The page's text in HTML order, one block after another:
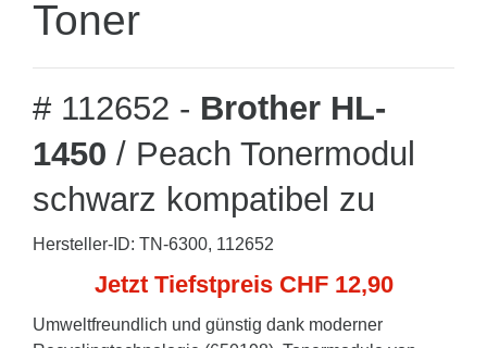
Toner
# 112652 - Brother HL-
1450 / Peach Tonermodul
schwarz kompatibel zu
Hersteller-ID: TN-6300, 112652
Jetzt Tiefstpreis CHF 12,90
Umweltfreundlich und günstig dank moderner